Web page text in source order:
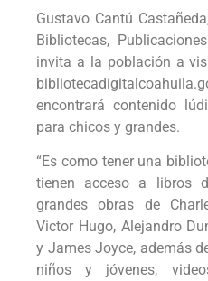
Gustavo Cantú
Bibliotecas,
invita a la población a
encontrará contenido
para chicos y grandes.
“Es como tener una
tienen acceso a libros
grandes obras de
Victor Hugo, Alejandro
y James Joyce, además
niños y jóvenes,